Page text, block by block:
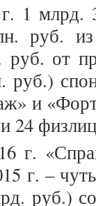
1 млрд.
руб.
от
руб.)
и
24
г.
г. –
руб.)